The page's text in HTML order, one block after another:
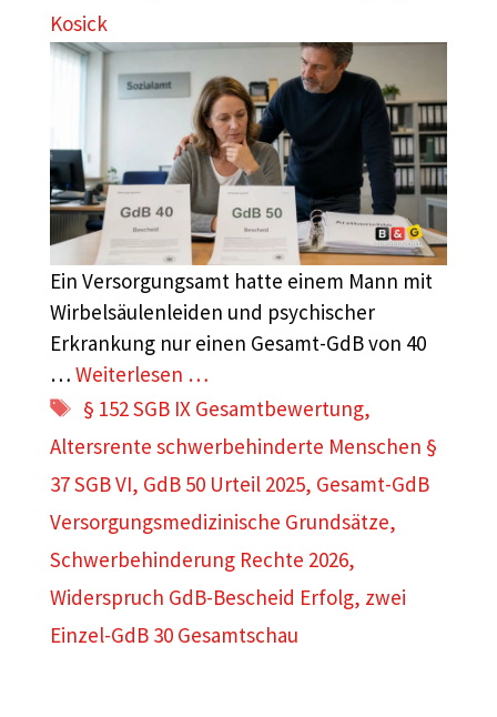
Kosick
Ein Versorgungsamt hatte einem Mann mit
Wirbelsäulenleiden und psychischer
Erkrankung nur einen Gesamt-GdB von 40
… Weiterlesen …
Schlagwörter
§ 152 SGB IX Gesamtbewertung,
Altersrente schwerbehinderte Menschen §
37 SGB VI, GdB 50 Urteil 2025, Gesamt-GdB
Versorgungsmedizinische Grundsätze,
Schwerbehinderung Rechte 2026,
Widerspruch GdB-Bescheid Erfolg, zwei
Einzel-GdB 30 Gesamtschau